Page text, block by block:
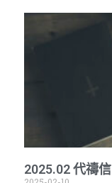
2025.02 代禱信